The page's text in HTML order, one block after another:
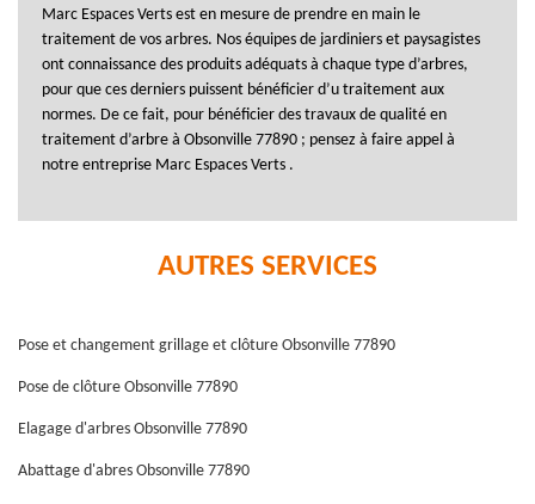
Marc Espaces Verts est en mesure de prendre en main le
traitement de vos arbres. Nos équipes de jardiniers et paysagistes
ont connaissance des produits adéquats à chaque type d’arbres,
pour que ces derniers puissent bénéficier d’u traitement aux
normes. De ce fait, pour bénéficier des travaux de qualité en
traitement d’arbre à Obsonville 77890 ; pensez à faire appel à
notre entreprise Marc Espaces Verts .
AUTRES SERVICES
Pose et changement grillage et clôture Obsonville 77890
Pose de clôture Obsonville 77890
Elagage d'arbres Obsonville 77890
Abattage d'abres Obsonville 77890